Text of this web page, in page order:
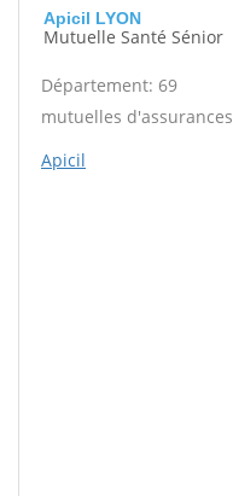
Apicil LYON
Mutuelle Santé Sénior
Département: 69
mutuelles d'assurances
Apicil